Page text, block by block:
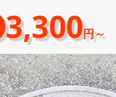
3,300円～